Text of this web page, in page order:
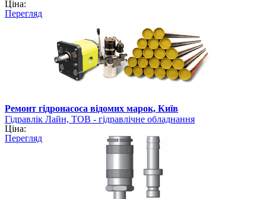
Ціна:
Перегляд
Ремонт гідронасоса відомих марок, Київ
Гідравлік Лайн, ТОВ - гідравлічне обладнання
Ціна:
Перегляд